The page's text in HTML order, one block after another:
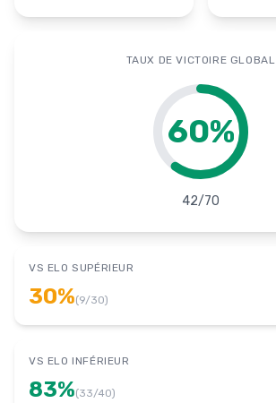
TAUX DE VICTOIRE GLOBAL
60%
42/70
VS ELO SUPÉRIEUR
30%(9/30)
VS ELO INFÉRIEUR
83%(33/40)